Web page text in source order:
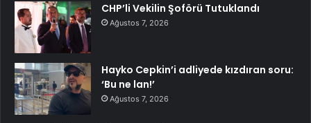
CHP’li Vekilin Şoförü Tutuklandı
Ağustos 7, 2026
Hayko Cepkin’i adliyede kızdıran soru:
‘Bu ne lan!’
Ağustos 7, 2026